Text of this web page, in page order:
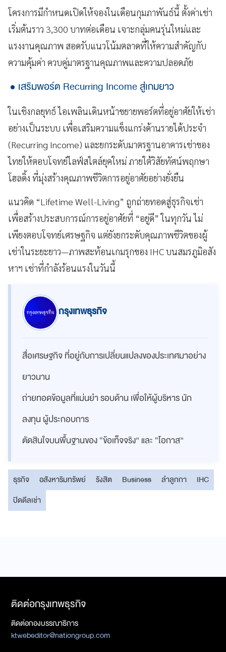
โครงการมีกำหนดเปิดให้จองในเดือนกุมภาพันธ์นี้ ตั้งค่าเช่า
เริ่มต้นราว 3,300 บาทต่อเดือน เจาะกลุ่มคนรุ่นใหม่และ
แรงงานคุณภาพ สอดรับแนวโน้มตลาดที่ให้ความสำคัญกับ
ความคุ้มค่า ควบคู่มาตรฐานคุณภาพและความปลอดภัย
เสริมพอร์ต Recurring Income สู่เกมยาว
ในเชิงกลยุทธ์ ไอเพลินเดินหน้าขยายพอร์ตที่อยู่อาศัยให้เช่า
อย่างเป็นระบบ เพื่อเสริมความแข็งแกร่งด้านรายได้ประจำ
(Recurring Income) และยกระดับมาตรฐานอาคารเช่าของ
ไทยให้ตอบโจทย์ไลฟ์สไตล์ยุคใหม่ ภายใต้วิสัยทัศน์พฤกษา
โฮลดิ้ง ที่มุ่งสร้างคุณภาพชีวิตการอยู่อาศัยอย่างยั่งยืน
แนวคิด “Lifetime Well-Living” ถูกถ่ายทอดสู่ธุรกิจเช่า
เพื่อสร้างประสบการณ์การอยู่อาศัยที่ “อยู่ดี” ในทุกวัน ไม่
เพียงตอบโจทย์เศรษฐกิจ แต่ยังยกระดับคุณภาพชีวิตของผู้
เช่าในระยะยาว—ภาพสะท้อนเกมรุกของ IHC บนสมรภูมิอสัง
หาฯ เช่าที่กำลังร้อนแรงในวันนี้
กรุงเทพธุรกิจ
สื่อเศรษฐกิจ ที่อยู่กับการเปลี่ยนแปลงของประเทศมาอย่าง
ยาวนาน
ถ่ายทอดข้อมูลที่แม่นยำ รอบด้าน เพื่อให้ผู้บริหาร นัก
ลงทุน ผู้ประกอบการ
ตัดสินใจบนพื้นฐานของ “ข้อเท็จจริง” และ “โอกาส”
ธุรกิจ อสังหาริมทรัพย์ รังสิต Business ลำลูกกา
IHC
ปิดดีลเช่า
ติดต่อกรุงเทพธุรกิจ
ติดต่อกองบรรณาธิการ
ktwebeditor@nationgroup.com